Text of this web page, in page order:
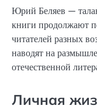
Юрий Беляев —
книги продолжают
читателей разных
наводят на
отечественной
Личная